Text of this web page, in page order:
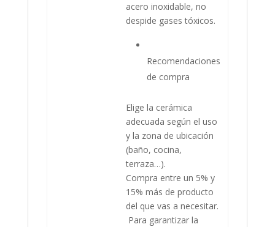
acero inoxidable, no
despide gases tóxicos.
Recomendaciones
de compra
Elige la cerámica
adecuada según el uso
y la zona de ubicación
(baño, cocina,
terraza…).
Compra entre un 5% y
15% más de producto
del que vas a necesitar.
Para garantizar la